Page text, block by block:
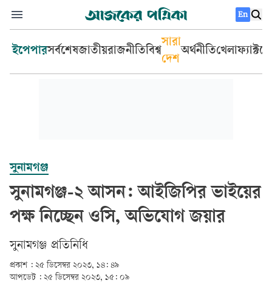
En
ইপেপারসর্বশেষজাতীয়রাজনীতিবিশ্ব
সারা
দেশ
অর্থনীতিখেলা
সুনামগঞ্জ
সুনামগঞ্জ-২ আসন: আইজিপির ভাইয়ের
পক্ষ নিচ্ছেন ওসি, অভিযোগ জয়ার
সুনামগঞ্জ প্রতিনিধি
প্রকাশ : ২৫ ডিসেম্বর ২০২৩, ১৪: ৪৯
আপডেট : ২৫ ডিসেম্বর ২০২৩, ১৫: ০৯